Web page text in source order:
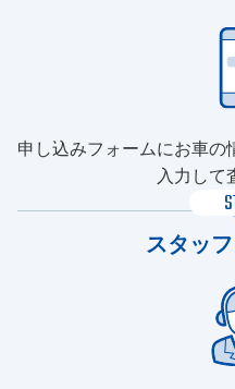
申し込みフォームにお車の
入力して
スタッ